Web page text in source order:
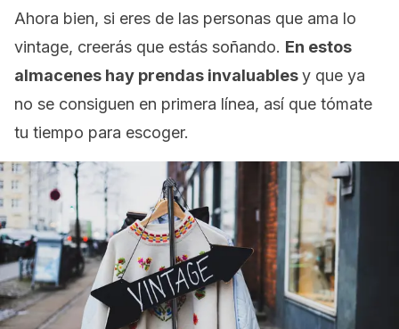
Ahora bien, si eres de las personas que ama lo
vintage, creerás que estás soñando. En estos
almacenes hay prendas invaluablesy que ya
no se consiguen en primera línea, así que tómate
tu tiempo para escoger.